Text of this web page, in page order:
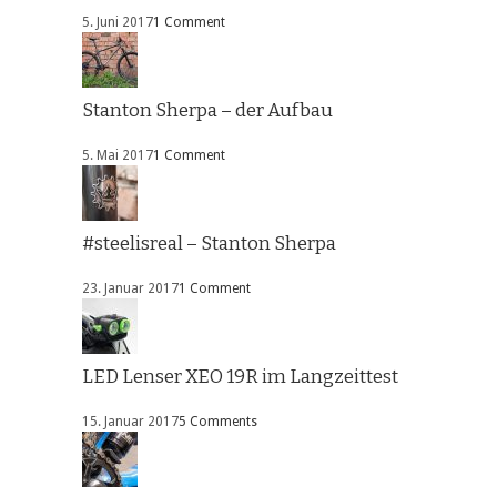
5. Juni 20171 Comment
Stanton Sherpa – der Aufbau
5. Mai 20171 Comment
#steelisreal – Stanton Sherpa
23. Januar 20171 Comment
LED Lenser XEO 19R im Langzeittest
15. Januar 20175 Comments